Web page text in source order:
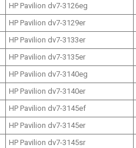
HP Pavilion dv7-3126eg
HP Pavilion dv7-3129er
HP Pavilion dv7-3133er
HP Pavilion dv7-3135er
HP Pavilion dv7-3140eg
HP Pavilion dv7-3140er
HP Pavilion dv7-3145ef
HP Pavilion dv7-3145er
HP Pavilion dv7-3145sr